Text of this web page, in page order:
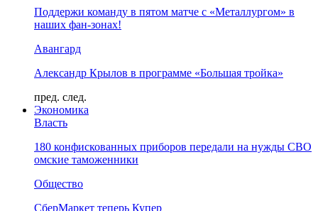
Поддержи команду в пятом матче с «Металлургом» в
наших фан-зонах!
Авангард
Александр Крылов в программе «Большая тройка»
пред. след.
Экономика
Власть
180 конфискованных приборов передали на нужды СВО
омские таможенники
Общество
СберМаркет теперь Купер